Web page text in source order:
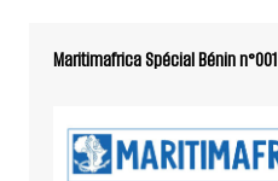
Maritimafrica Spécial Bénin n°001